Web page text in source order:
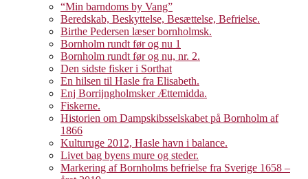
“Min barndoms by Vang”
Beredskab, Beskyttelse, Besættelse, Befrielse.
Birthe Pedersen læser bornholmsk.
Bornholm rundt før og nu 1
Bornholm rundt før og nu, nr. 2.
Den sidste fisker i Sorthat
En hilsen til Hasle fra Elisabeth.
Enj Borrijngholmsker Ættemidda.
Fiskerne.
Historien om Dampskibsselskabet på Bornholm af
1866
Kulturuge 2012, Hasle havn i balance.
Livet bag byens mure og steder.
Markering af Bornholms befrielse fra Sverige 1658 –